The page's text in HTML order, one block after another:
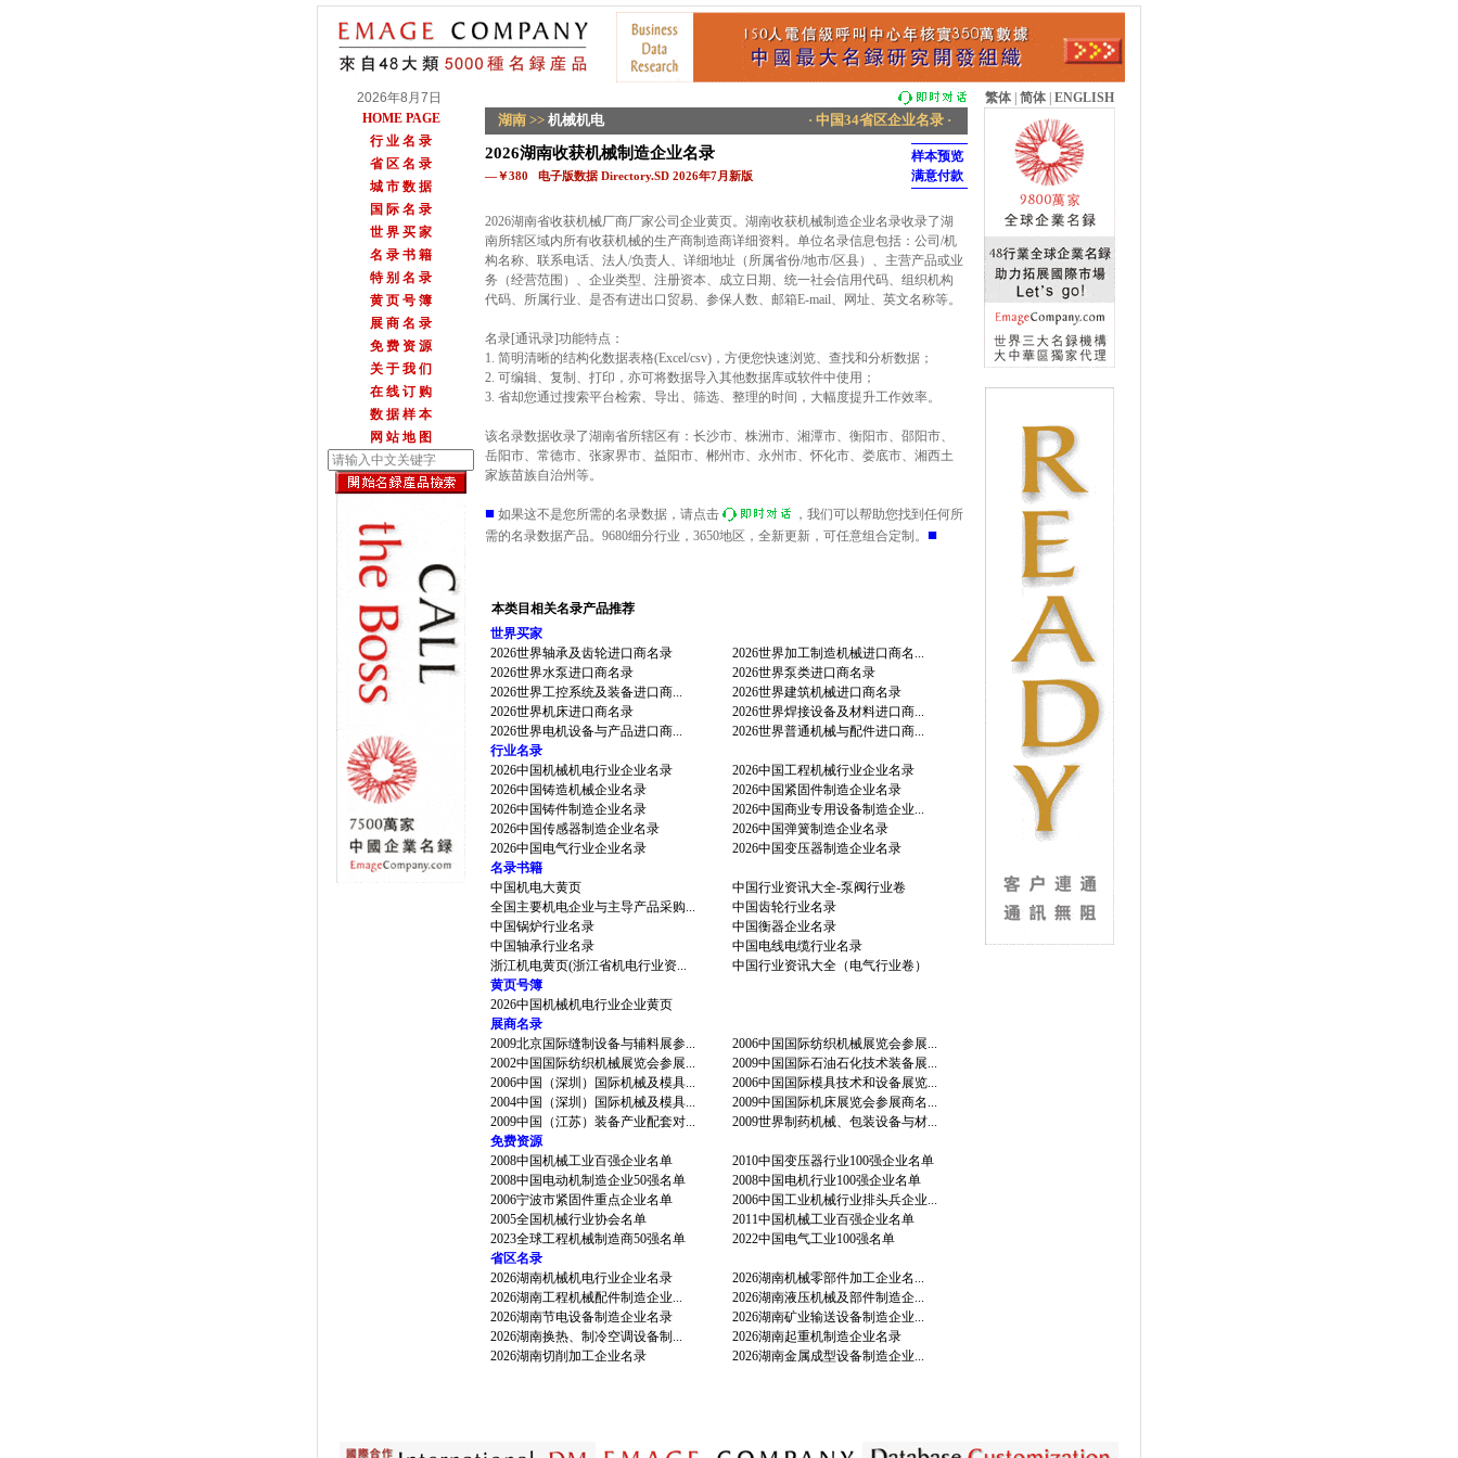
2026年8月7日 繁体 简体 ENGLISH
HOME PAGE
行 业 名 录
省 区 名 录
城 市 数 据
国 际 名 录
世 界 买 家
名 录 书 籍
特 别 名 录
黄 页 号 簿
展 商 名 录
免 费 资 源
关 于 我 们
在 线 订 购
数 据 样 本
网 站 地 图
湖南 >> 机械机电 · 中国34省区企业名录 ·
2026湖南收获机械制造企业名录
—￥380 电子版数据 Directory.SD 2026年7月新版
样本预览
满意付款
2026湖南省收获机械厂商厂家公司企业黄页。湖南收获机械制造企业名录收录了湖
南所辖区域内所有收获机械的生产商制造商详细资料。单位名录信息包括：公司/机
构名称、联系电话、法人/负责人、详细地址（所属省份/地市/区县）、主营产品或业
务（经营范围）、企业类型、注册资本、成立日期、统一社会信用代码、组织机构
代码、所属行业、是否有进出口贸易、参保人数、邮箱E-mail、网址、英文名称等。
名录[通讯录]功能特点：
1. 简明清晰的结构化数据表格(Excel/csv)，方便您快速浏览、查找和分析数据；
2. 可编辑、复制、打印，亦可将数据导入其他数据库或软件中使用；
3. 省却您通过搜索平台检索、导出、筛选、整理的时间，大幅度提升工作效率。
该名录数据收录了湖南省所辖区有：长沙市、株洲市、湘潭市、衡阳市、邵阳市、
岳阳市、常德市、张家界市、益阳市、郴州市、永州市、怀化市、娄底市、湘西土
家族苗族自治州等。
■ 如果这不是您所需的名录数据，请点击
，我们可以帮助您找到任何所
需的名录数据产品。9680细分行业，3650地区，全新更新，可任意组合定制。 ■
本类目相关名录产品推荐
世界买家
2026世界轴承及齿轮进口商名录
2026世界加工制造机械进口商名...
2026世界水泵进口商名录
2026世界泵类进口商名录
2026世界工控系统及装备进口商...
2026世界建筑机械进口商名录
2026世界机床进口商名录
2026世界焊接设备及材料进口商...
2026世界电机设备与产品进口商...
2026世界普通机械与配件进口商...
行业名录
2026中国机械机电行业企业名录
2026中国工程机械行业企业名录
2026中国铸造机械企业名录
2026中国紧固件制造企业名录
2026中国铸件制造企业名录
2026中国商业专用设备制造企业...
2026中国传感器制造企业名录
2026中国弹簧制造企业名录
2026中国电气行业企业名录
2026中国变压器制造企业名录
名录书籍
中国机电大黄页
中国行业资讯大全-泵阀行业卷
全国主要机电企业与主导产品采购...
中国齿轮行业名录
中国锅炉行业名录
中国衡器企业名录
中国轴承行业名录
中国电线电缆行业名录
浙江机电黄页(浙江省机电行业资...
中国行业资讯大全（电气行业卷）
黄页号簿
2026中国机械机电行业企业黄页
展商名录
2009北京国际缝制设备与辅料展参...
2006中国国际纺织机械展览会参展...
2002中国国际纺织机械展览会参展...
2009中国国际石油石化技术装备展...
2006中国（深圳）国际机械及模具...
2006中国国际模具技术和设备展览...
2004中国（深圳）国际机械及模具...
2009中国国际机床展览会参展商名...
2009中国（江苏）装备产业配套对...
2009世界制药机械、包装设备与材...
免费资源
2008中国机械工业百强企业名单
2010中国变压器行业100强企业名单
2008中国电动机制造企业50强名单
2008中国电机行业100强企业名单
2006宁波市紧固件重点企业名单
2006中国工业机械行业排头兵企业...
2005全国机械行业协会名单
2011中国机械工业百强企业名单
2023全球工程机械制造商50强名单
2022中国电气工业100强名单
省区名录
2026湖南机械机电行业企业名录
2026湖南机械零部件加工企业名...
2026湖南工程机械配件制造企业...
2026湖南液压机械及部件制造企...
2026湖南节电设备制造企业名录
2026湖南矿业输送设备制造企业...
2026湖南换热、制冷空调设备制...
2026湖南起重机制造企业名录
2026湖南切削加工企业名录
2026湖南金属成型设备制造企业...